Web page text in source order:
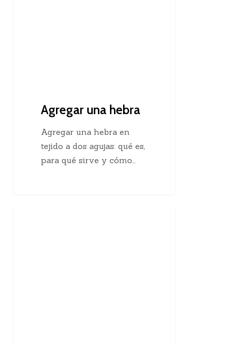
Agregar una hebra
Agregar una hebra en
tejido a dos agujas: qué es,
para qué sirve y cómo…